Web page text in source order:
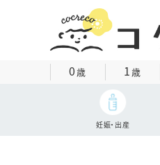
0歳 1歳
妊娠・出産